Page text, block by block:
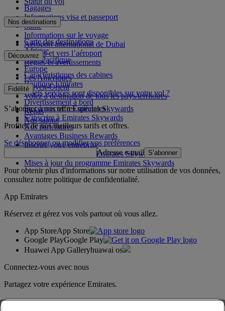
Bagages
Informations visa et passeport
Santé
Informations sur le voyage
Aéroport international de Dubai
Depuis et vers l’aéroport
Règles et avertissements
Nos destinations
Carte des destinations
Afrique
Asie-Pacifique
Europe
Les Amériques
Moyen-Orient
Volez à destination de tous les pays/territoires
Découvrez
Caractéristiques des cabines
Boutique Emirates
Quels services sont disponibles sur votre vol ?
Divertissement à bord
Repas
Nos salons
Fidélité
Se connecter à Emirates Skywards
S’inscrire à Emirates Skywards
Nos partenaires
Avantages Business Rewards
Inscrire votre entreprise
Règles du programme Emirates Skywards
Mises à jour du programme Emirates Skywards
S’abonner à nos offres spéciales
Profitez de nos meilleurs tarifs et offres.
Se désabonner ou modifier vos préférences
Adresse e-mail S’abonner
Pour obtenir plus d'informations sur notre utilisation de vos données,
consultez notre politique de confidentialité.
App Emirates
Réservez et gérez vos vols partout où vous allez.
App StoreApp Store
Google PlayGoogle Play
Huawei App Galleryhuawai os
Connectez-vous avec nous
Partagez votre expérience Emirates.